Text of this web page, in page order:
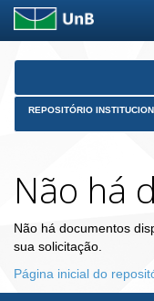
Skip
REPOSITÓRIO
Não há
Não há documentos
sua solicitação.
Página inicial do